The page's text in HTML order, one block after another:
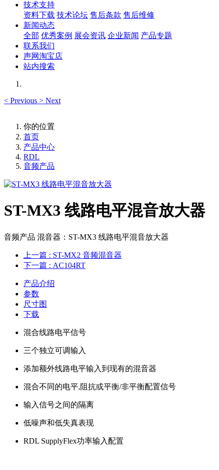
技术支持
资料下载 技术论坛 售后条款 售后维修
新闻动态
全部 优秀案例 展会资讯 企业新闻 产品专题
联系我们
声网淘宝店
站内搜索
< Previous > Next
你的位置
首页
产品中心
RDL
音频产品
ST-MX3 线路电平混音放大器
音频产品 混音器：ST-MX3 线路电平混音放大器
上一篇 : ST-MX2 音频混音器
下一篇 : AC104RT
产品介绍
参数
尺寸图
下载
混合线路电平信号
三个独立可调输入
添加额外线路电平输入到现有的混音器
混合不同的电平,阻抗或平衡/非平衡配置信号
输入信号之间的隔离
低噪声和低失真表现
RDL SupplyFlex功率输入配置